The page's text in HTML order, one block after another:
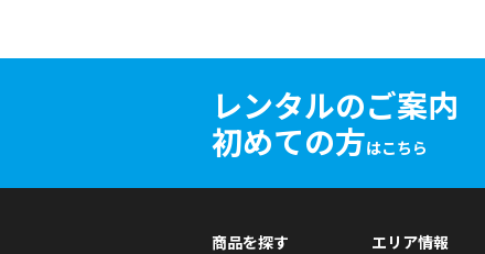
レンタルのご案内
初めての方はこちら
商品を探す エリア情報